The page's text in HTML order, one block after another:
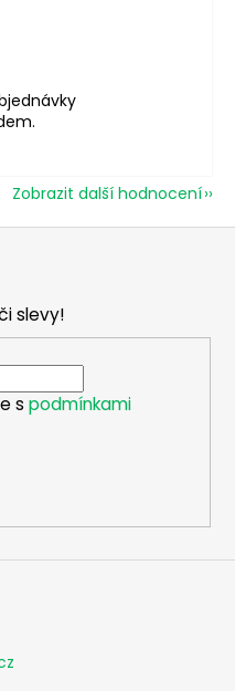
je 5 z 5 hvězdiček.
Zobrazit další hodnocení
slevy!
s podmínkami